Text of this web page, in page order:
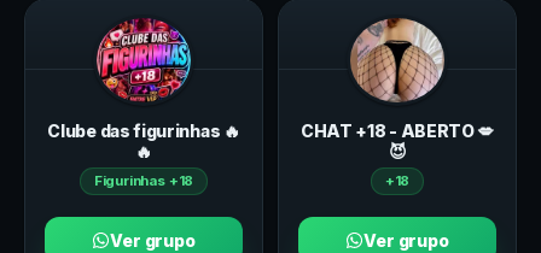
Clube das figurinhas 🔥
🔥
Figurinhas +18
Ver grupo
CHAT +18 - ABERTO 💋
😈
+18
Ver grupo